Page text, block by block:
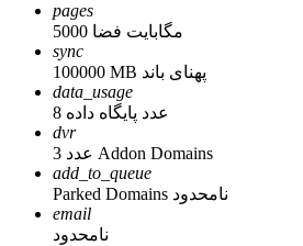
pages
5000 مگابایت فضا
sync
100000 MB پهنای باند
data_usage
8 عدد پایگاه داده
dvr
3 عدد Addon Domains
add_to_queue
Parked Domains نامحدود
email
نامحدود